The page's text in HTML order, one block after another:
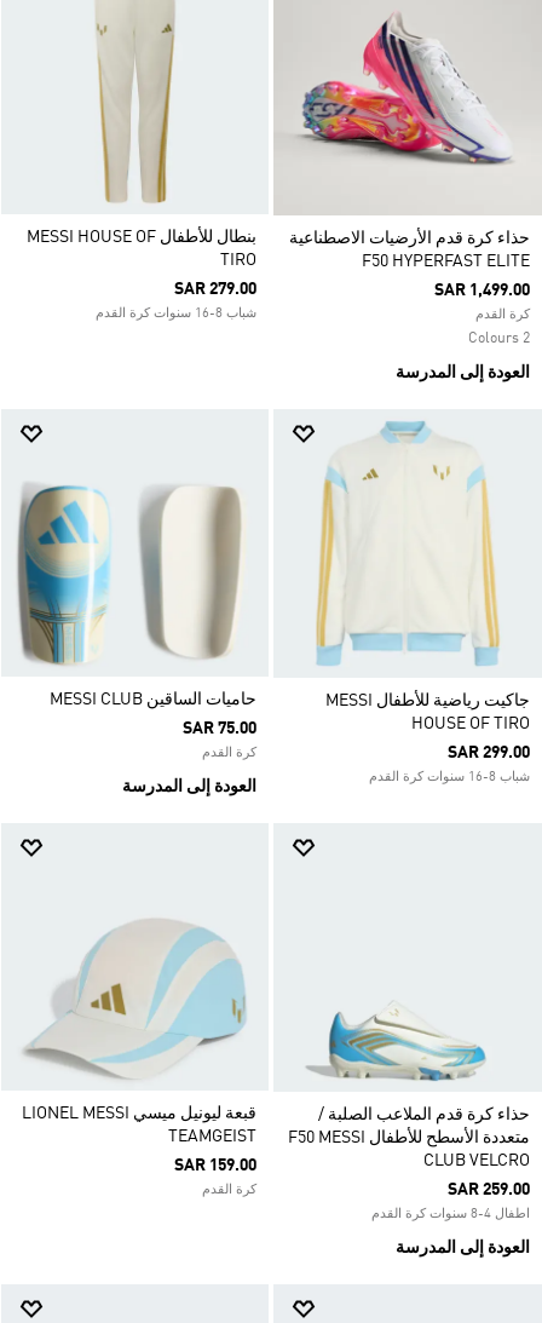
حذاء كرة قدم الأرضيات الاصطناعية
F50 HYPERFAST ELITE
SAR 1,499.00
كرة القدم
2 Colours
العودة إلى المدرسة
بنطال للأطفال MESSI HOUSE OF
TIRO
SAR 279.00
شباب 8-16 سنوات كرة القدم
جاكيت رياضية للأطفال MESSI
HOUSE OF TIRO
SAR 299.00
شباب 8-16 سنوات كرة القدم
حاميات الساقين MESSI CLUB
SAR 75.00
كرة القدم
العودة إلى المدرسة
حذاء كرة قدم الملاعب الصلبة /
متعددة الأسطح للأطفال F50 MESSI
CLUB VELCRO
SAR 259.00
اطفال 4-8 سنوات كرة القدم
العودة إلى المدرسة
قبعة ليونيل ميسي LIONEL MESSI
TEAMGEIST
SAR 159.00
كرة القدم